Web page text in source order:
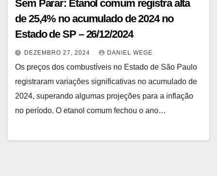
Sem Parar: Etanol comum registra alta
de 25,4% no acumulado de 2024 no
Estado de SP – 26/12/2024
DEZEMBRO 27, 2024 DANIEL WEGE
Os preços dos combustíveis no Estado de São Paulo
registraram variações significativas no acumulado de
2024, superando algumas projeções para a inflação
no período. O etanol comum fechou o ano…